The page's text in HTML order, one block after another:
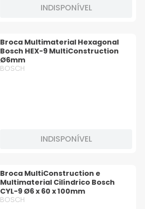
INDISPONÍVEL
Broca Multimaterial Hexagonal
Bosch HEX-9 MultiConstruction
Ø6mm
BOSCH
INDISPONÍVEL
Broca MultiConstruction e
Multimaterial Cilíndrico Bosch
CYL-9 Ø6 x 60 x 100mm
BOSCH